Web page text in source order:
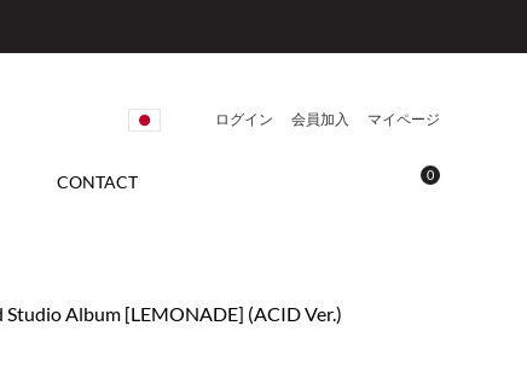
ログイン 会員加入 マイページ
CONTACT 0
Studio Album [LEMONADE] (ACID Ver.)